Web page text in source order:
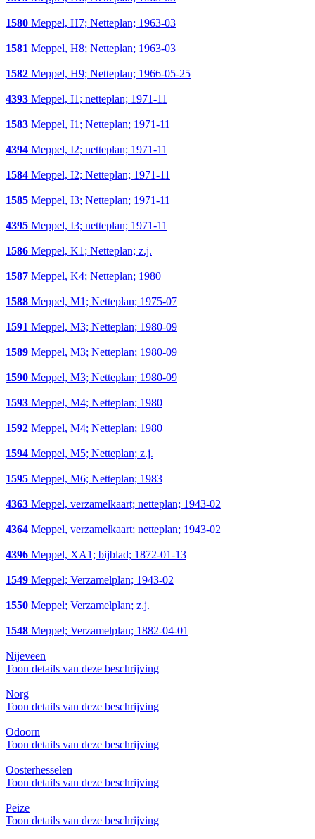
1580 Meppel, H7; Netteplan; 1963-03
1581 Meppel, H8; Netteplan; 1963-03
1582 Meppel, H9; Netteplan; 1966-05-25
4393 Meppel, I1; netteplan; 1971-11
1583 Meppel, I1; Netteplan; 1971-11
4394 Meppel, I2; netteplan; 1971-11
1584 Meppel, I2; Netteplan; 1971-11
1585 Meppel, I3; Netteplan; 1971-11
4395 Meppel, I3; netteplan; 1971-11
1586 Meppel, K1; Netteplan; z.j.
1587 Meppel, K4; Netteplan; 1980
1588 Meppel, M1; Netteplan; 1975-07
1591 Meppel, M3; Netteplan; 1980-09
1589 Meppel, M3; Netteplan; 1980-09
1590 Meppel, M3; Netteplan; 1980-09
1593 Meppel, M4; Netteplan; 1980
1592 Meppel, M4; Netteplan; 1980
1594 Meppel, M5; Netteplan; z.j.
1595 Meppel, M6; Netteplan; 1983
4363 Meppel, verzamelkaart; netteplan; 1943-02
4364 Meppel, verzamelkaart; netteplan; 1943-02
4396 Meppel, XA1; bijblad; 1872-01-13
1549 Meppel; Verzamelplan; 1943-02
1550 Meppel; Verzamelplan; z.j.
1548 Meppel; Verzamelplan; 1882-04-01
Nijeveen
Toon details van deze beschrijving
Norg
Toon details van deze beschrijving
Odoorn
Toon details van deze beschrijving
Oosterhesselen
Toon details van deze beschrijving
Peize
Toon details van deze beschrijving